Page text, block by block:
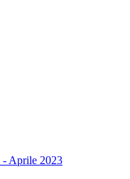
- Aprile 2023